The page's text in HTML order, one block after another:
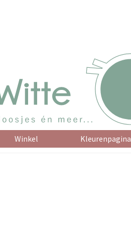
Winkel Kleurenpagina